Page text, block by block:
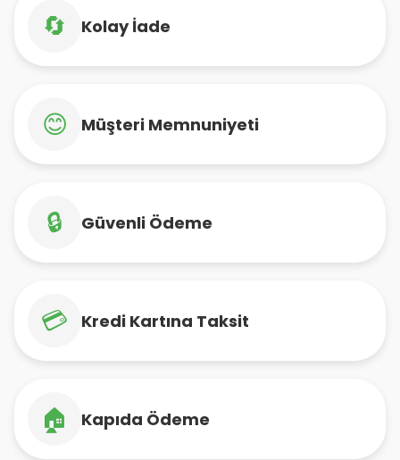
🔄 Kolay İade
😊 Müşteri Memnuniyeti
🔒 Güvenli Ödeme
💳 Kredi Kartına Taksit
🏠 Kapıda Ödeme